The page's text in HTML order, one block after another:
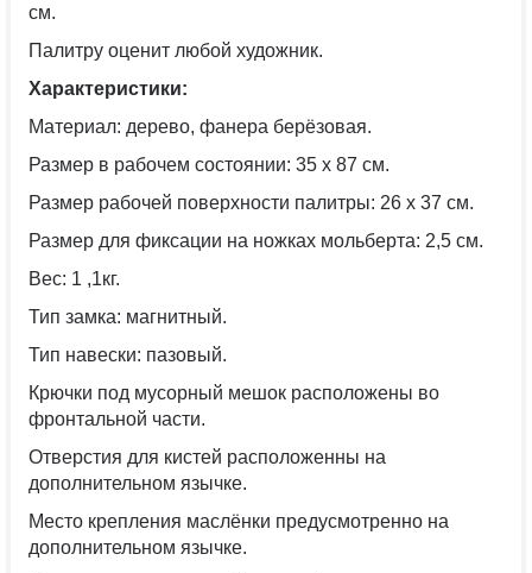
см.
Палитру оценит любой художник.
Характеристики:
Материал: дерево, фанера берёзовая.
Размер в рабочем состоянии: 35 х 87 см.
Размер рабочей поверхности палитры: 26 х 37 см.
Размер для фиксации на ножках мольберта: 2,5 см.
Вес: 1 ,1кг.
Тип замка: магнитный.
Тип навески: пазовый.
Крючки под мусорный мешок расположены во
фронтальной части.
Отверстия для кистей расположенны на
дополнительном язычке.
Место крепления маслёнки предусмотренно на
дополнительном язычке.